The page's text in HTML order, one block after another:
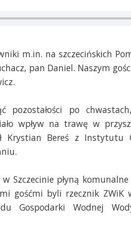
m.in. na szczecińskich
pan Daniel. Naszym
pozostałości po
wpływ na trawę w
Krystian Bereś z Instytutu
Szczecinie płyną
gośćmi byli rzecznik
Gospodarki Wodnej